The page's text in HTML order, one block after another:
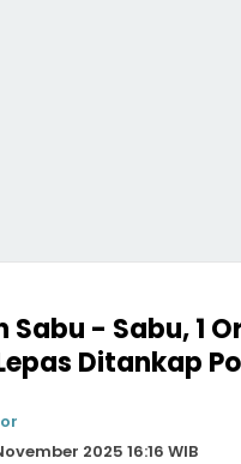
Sabu - Sabu, 1
Ditankap
2025 16:16 WIB